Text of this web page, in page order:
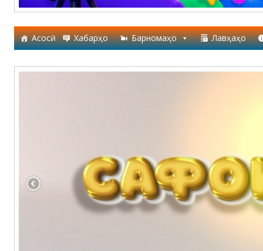
Асосӣ Хабарҳо Барномаҳо Лавҳаҳо